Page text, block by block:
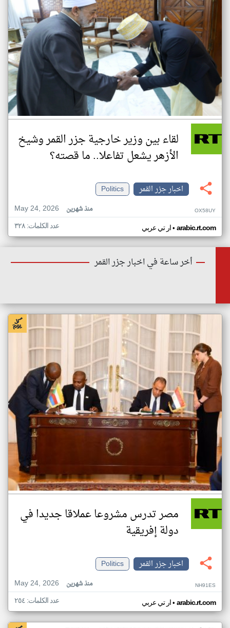
لقاء بين وزير خارجية جزر القمر وشيخ
الأزهر يشعل تفاعلا.. ما قصته؟
اخبار جزر القمر
Politics
May 24, 2026
منذ شهرين OX58UY
ار تي عربي• arabic.rt.com عدد الكلمات: ٣٢٨
أخر ساعة في اخبار جزر القمر
مصر تدرس مشروعا عملاقا جديدا في
دولة إفريقية
اخبار جزر القمر
Politics
May 24, 2026
منذ شهرين NH91ES
ار تي عربي• arabic.rt.com عدد الكلمات: ٢٥٤